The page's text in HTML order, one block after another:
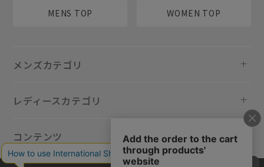
MENS TOP WOMEN TOP
メンズカテゴリ
レディースカテゴリ
コンテンツ